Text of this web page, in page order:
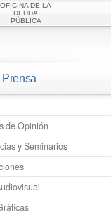
OFICINA DE LA
DEUDA
PÚBLICA
de Opinión
y Seminarios